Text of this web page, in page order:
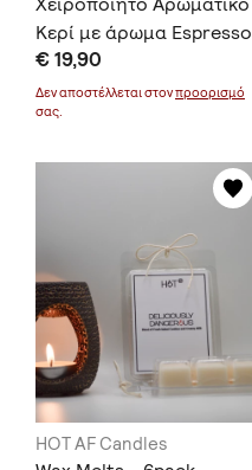
Κερί με άρωμα Espresso
Latte
€ 19,90
Δεν αποστέλλεται στονπροορισμό
σας.
HOT AF Candles